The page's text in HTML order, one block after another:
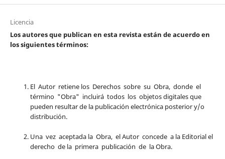
Licencia
Los autores que publican en esta revista están de acuerdo en
los siguientes términos:
El Autor retiene los Derechos sobre su Obra, donde el
término "Obra" incluirá todos los objetos digitales que
pueden resultar de la publicación electrónica posterior y/o
distribución.
Una vez aceptada la Obra, el Autor concede a la Editorial el
derecho de la primera publicación de la Obra.